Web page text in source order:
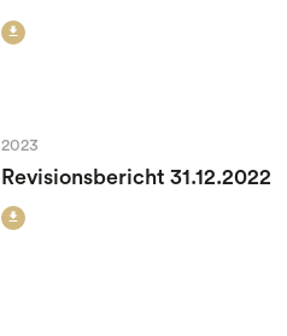

2023
Revisionsbericht 31.12.2022
